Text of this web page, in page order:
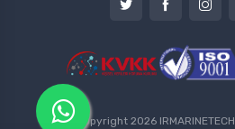
© Copyright 2026 IRMARINETECH